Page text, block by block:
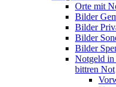
Orte mit
Bilder
Bilder
Bilder
Bilder
Notgeld in
bittren Not